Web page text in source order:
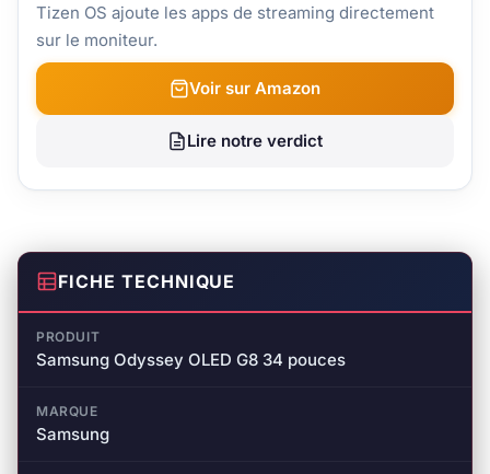
Tizen OS ajoute les apps de streaming directement
sur le moniteur.
Voir sur Amazon
Lire notre verdict
FICHE TECHNIQUE
PRODUIT
Samsung Odyssey OLED G8 34 pouces
MARQUE
Samsung